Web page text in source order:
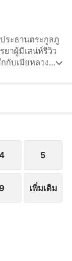
ระธานตระกูลภู
าผู้มีเสน่ห์รีวิว
กับเมียหลวง
5
9 เพิ่มเติม